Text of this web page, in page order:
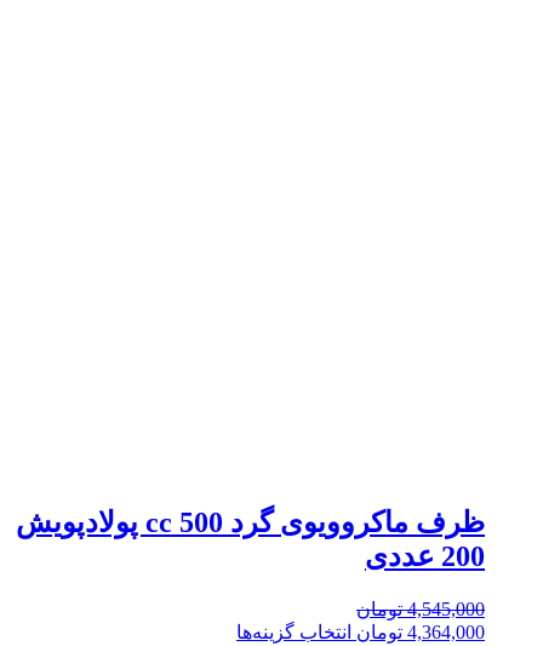
ظرف ماکروویوی گرد 500 cc پولادپویش
200 عددی
4,545,000 تومان
4,364,000 تومان انتخاب گزینه‌ها